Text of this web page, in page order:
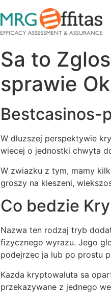
Sa to
sprawie
Bestcasinos-
W dluzszej perspektywie
wiecej o jednostki chwyta
W zwiazku z tym, mamy
groszy na kieszeni,
Co bedzie
Nazwa ten rodzaj tryb
fizycznego wyrazu. Jego
podejrzec ja lub po prostu
Kazda kryptowaluta sa
przekazywane z jednego